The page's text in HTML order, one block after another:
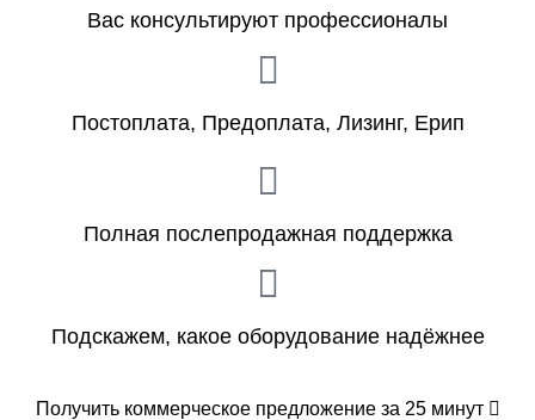
Вас консультируют профессионалы
Постоплата, Предоплата, Лизинг, Ерип
Полная послепродажная поддержка
Подскажем, какое оборудование надёжнее
Получить коммерческое предложение за 25 минут